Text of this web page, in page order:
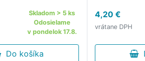
Skladom > 5 ks
Odosielame
v pondelok 17.8.
Do košíka
4,20 €
vrátane DPH